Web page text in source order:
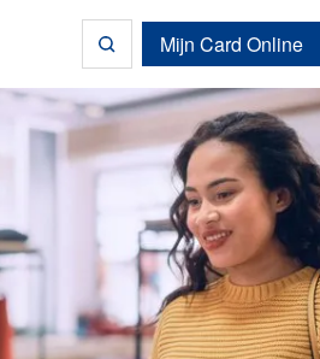
Mijn Card Online